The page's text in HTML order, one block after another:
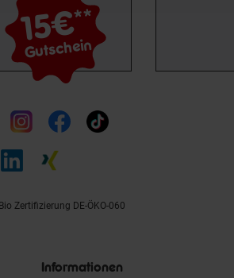
15€**
Gutschein
Bio Zertifizierung DE-ÖKO-060
Informationen